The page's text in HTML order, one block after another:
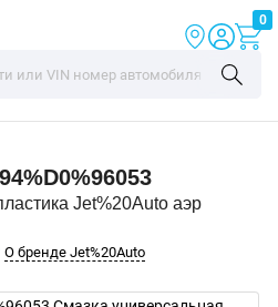
0
Jet%20Auto аэр
О бренде Jet%20Auto